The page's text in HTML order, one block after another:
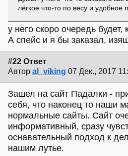
лёгкое что-то по весу и удобное
у него скоро очередь будет,
А спейс и я бы заказал,
#22 Ответ
Автор al_viking 07 Дек., 2017
Зашел на сайт Падалки -
себя, что наконец то наши
нормальные сайты. Сайт
информативный, сразу
оснавательный подход к
нашим лутье.